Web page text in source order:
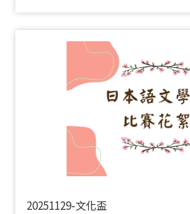
20251129-文化盃